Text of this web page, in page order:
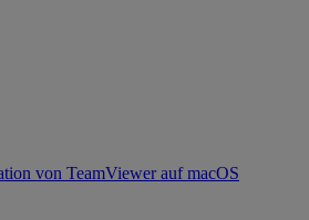
von TeamViewer auf macOS